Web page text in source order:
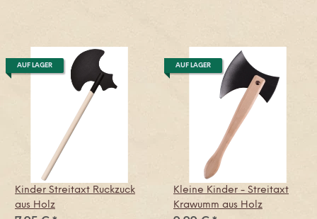
AUF LAGER
Kinder Streitaxt Ruckzuck
aus Holz
AUF LAGER
Kleine Kinder - Streitaxt
Krawumm aus Holz